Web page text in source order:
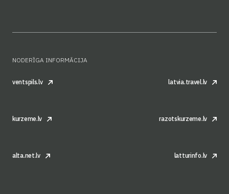
NODERĪGA INFORMĀCIJA
ventspils.lv latvia.travel.lv
kurzeme.lv razotskurzeme.lv
alta.net.lv latturinfo.lv